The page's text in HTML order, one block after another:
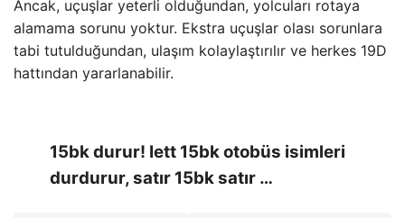
Ancak, uçuşlar yeterli olduğundan, yolcuları rotaya
alamama sorunu yoktur. Ekstra uçuşlar olası sorunlara
tabi tutulduğundan, ulaşım kolaylaştırılır ve herkes 19D
hattından yararlanabilir.
15bk durur! Iett 15bk otobüs isimleri
durdurur, satır 15bk satır …